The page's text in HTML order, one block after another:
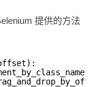
提供的方法
offset):